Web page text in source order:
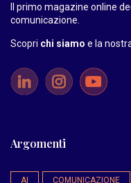
Il primo magazine online
comunicazione.
Scopri chi siamo e la
Argomenti
AI COMUNICAZIONE